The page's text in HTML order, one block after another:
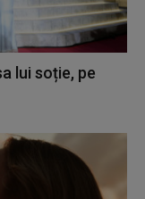
lui soție, pe